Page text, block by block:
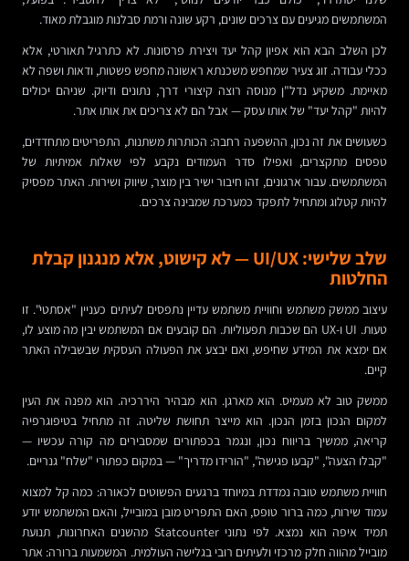
המשתמשים מגיעים עם צרכים שונים, רקע שונה ורמת סבלנות מוגבלת מאוד.
לכן השלב הבא הוא אפיון קהל יעד ויצירת פרסונות. לא כתרגיל תאורטי, אלא
ככלי עבודה. זוג צעיר שמחפש משכנתא ראשונה מחפש פשטות, ודאות ושפה לא
מאיימת. משקיע נדל"ן מנוסה רוצה קיצורי דרך, נתונים ודיוק. שניהם יכולים
להיות "קהל יעד" של אותו עסק — אבל הם לא צריכים את אותו אתר.
כשעושים את זה נכון, ההשפעה רחבה: הכותרות משתנות, התפריטים מתחדדים,
טפסים מתקצרים, ואפילו סדר העמודים נקבע לפי שאלות אמיתיות של
המשתמשים. עבור ארגונים, זהו חיבור ישיר בין מוצר, שיווק ושירות. האתר מפסיק
להיות קטלוג ומתחיל לתפקד כמערכת שמבינה צרכים.
שלב שלישי: UI/UX — לא קישוט, אלא מנגנון קבלת
החלטות
עיצוב ממשק משתמש וחוויית משתמש עדיין נתפסים לעיתים כעניין "אסתטי". זו
טעות. UI ו-UX הם שכבות תפעוליות. הם קובעים אם המשתמש יבין מה מוצע לו,
אם ימצא את המידע שחיפש, ואם יבצע את הפעולה העסקית שבשבילה האתר
קיים.
ממשק טוב לא מעמיס. הוא מארגן. הוא מבהיר היררכיה. הוא מפנה את העין
למקום הנכון בזמן הנכון. הוא מייצר תחושת שליטה. זה מתחיל בטיפוגרפיה
קריאה, ממשיך בריווח נכון, ונגמר בכפתורים שמסבירים מה קורה עכשיו —
"קבלו הצעה", "קבעו פגישה", "הורידו מדריך" — במקום כפתורי "שלח" גנריים.
חוויית משתמש טובה נמדדת במיוחד ברגעים הפשוטים לכאורה: כמה קל למצוא
עמוד שירות, כמה ברור טופס, האם התפריט מובן במובייל, והאם המשתמש יודע
תמיד איפה הוא נמצא. לפי נתוני Statcounter מהשנים האחרונות, תנועת
מובייל מהווה חלק מרכזי ולעיתים רובי בגלישה העולמית. המשמעות ברורה: אתר